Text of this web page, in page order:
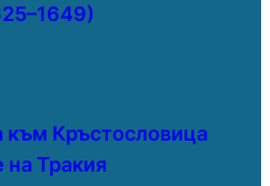
към Кръстословица
на Тракия